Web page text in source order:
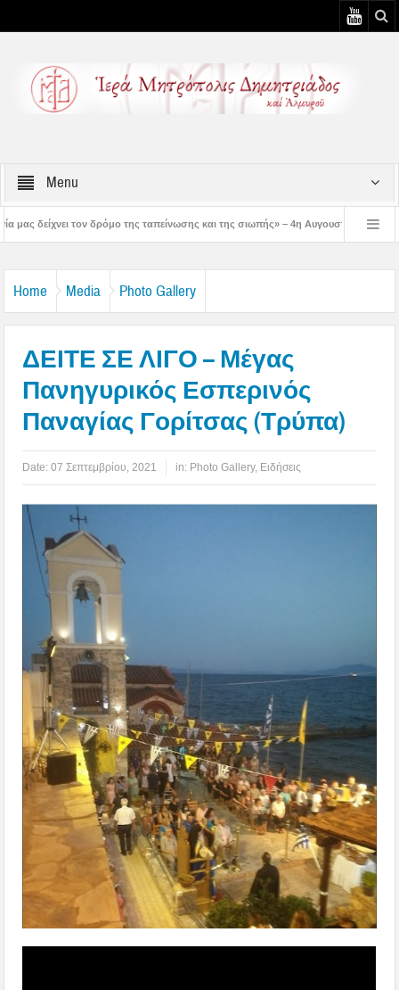
Menu
της ταπείνωσης και της σιωπής» – 4η Αυγουστιάτικη Παράκληση στην
Home Media Photo Gallery
ΔΕΙΤΕ ΣΕ ΛΙΓΟ – Μέγας
Πανηγυρικός Εσπερινός
Παναγίας Γορίτσας (Τρύπα)
Date:07 Σεπτεμβρίου, 2021 in: Photo Gallery, Ειδήσεις